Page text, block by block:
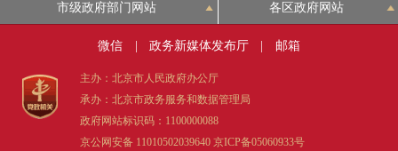
市级政府部门网站 各区政府网站
微信 政务新媒体发布厅 邮箱
主办：北京市人民政府办公厅
承办：北京市政务服务和数据管理局
政府网站标识码：1100000088
京公网安备 11010502039640 京ICP备05060933号